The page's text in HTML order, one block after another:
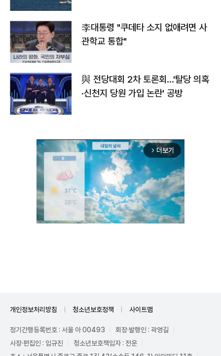
李대통령 "쿠데타 소지 없애려면 사
관학교 통합"
與 전당대회 2차 토론회…'탈당 의혹
·신천지 당원 가입 논란' 공방
arrow_forward_ios 더보기
개인정보처리방침 청소년보호정책 사이트맵
정기간행등록번호 : 서울 아 00493
회장·발행인 : 곽영길
사장·편집인 : 임규진
청소년보호책임자 : 전운